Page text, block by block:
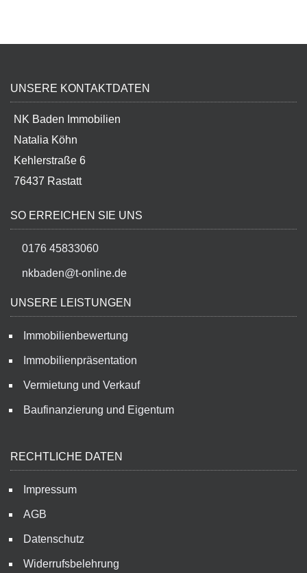
UNSERE KONTAKTDATEN
NK Baden Immobilien
Natalia Köhn
Kehlerstraße 6
76437 Rastatt
SO ERREICHEN SIE UNS
0176 45833060
nkbaden@t-online.de
UNSERE LEISTUNGEN
Immobilienbewertung
Immobilienpräsentation
Vermietung und Verkauf
Baufinanzierung und Eigentum
RECHTLICHE DATEN
Impressum
AGB
Datenschutz
Widerrufsbelehrung